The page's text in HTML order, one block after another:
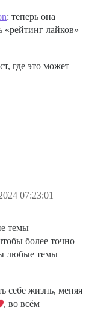
: теперь она
«рейтинг лайков»
где это может
07:23:01
темы
более точно
любые темы
себе жизнь, меняя
, во всём